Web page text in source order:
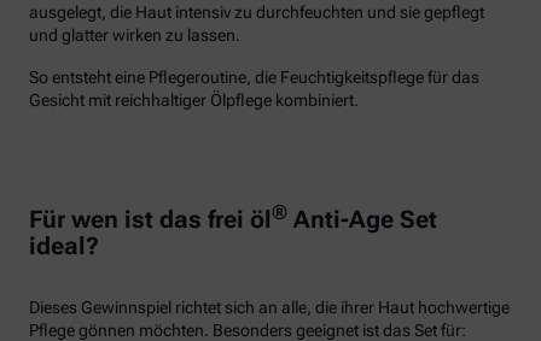
ausgelegt, die Haut intensiv zu durchfeuchten und sie gepflegt
und glatter wirken zu lassen.
So entsteht eine Pflegeroutine, die Feuchtigkeitspflege für das
Gesicht mit reichhaltiger Ölpflege kombiniert.
Für wen ist das frei öl® Anti-Age Set
ideal?
Dieses Gewinnspiel richtet sich an alle, die ihrer Haut hochwertige
Pflege gönnen möchten. Besonders geeignet ist das Set für: